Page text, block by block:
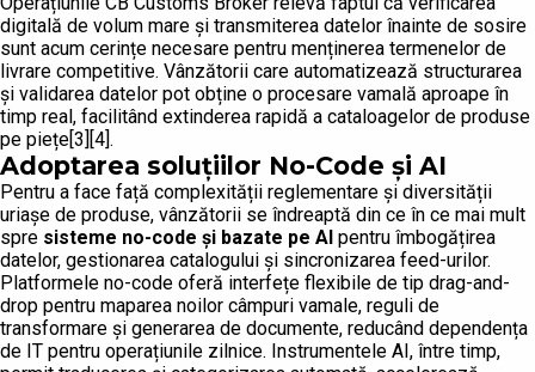
digitală de volum mare și transmiterea datelor înainte de sosire
sunt acum cerințe necesare pentru menținerea termenelor de
livrare competitive. Vânzătorii care automatizează structurarea
și validarea datelor pot obține o procesare vamală aproape în
timp real, facilitând extinderea rapidă a cataloagelor de produse
pe piețe[3][4].
Adoptarea soluțiilor No-Code și AI
Pentru a face față complexității reglementare și diversității
uriașe de produse, vânzătorii se îndreaptă din ce în ce mai mult
spre sisteme no-code și bazate pe AI pentru îmbogățirea
datelor, gestionarea catalogului și sincronizarea feed-urilor.
Platformele no-code oferă interfețe flexibile de tip drag-and-
drop pentru maparea noilor câmpuri vamale, reguli de
transformare și generarea de documente, reducând dependența
de IT pentru operațiunile zilnice. Instrumentele AI, între timp,